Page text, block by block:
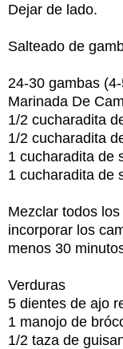
Dejar de lado.
Salteado de
24-30 gambas
Marinada De
1/2 cucharadita
1/2 cucharadita
1 cucharadita de
1 cucharadita de
Mezclar todos
incorporar los
menos 30
Verduras
5 dientes de ajo
1 manojo de
1/2 taza de